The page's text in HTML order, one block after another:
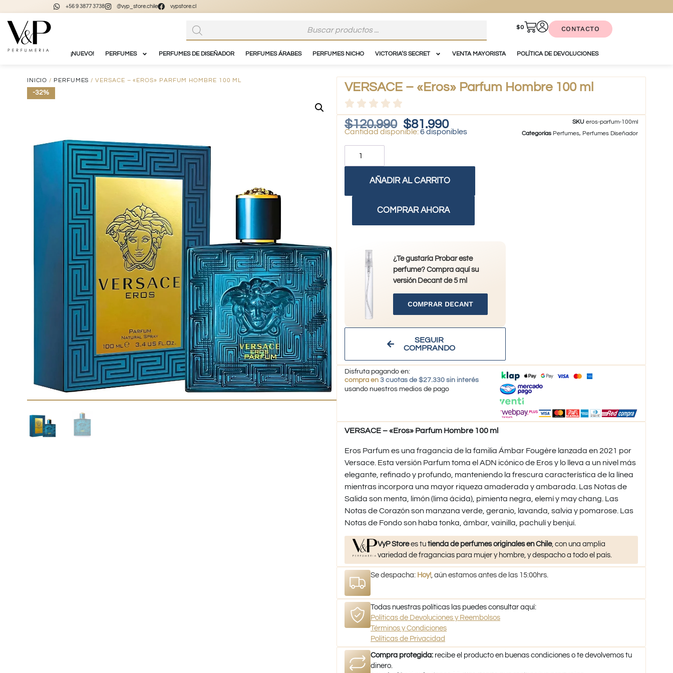
+56 9 3877 3738 @vyp_store.chile vypstore.cl
$0 CONTACTO
¡NUEVO! PERFUMES PERFUMES DE DISEÑADOR PERFUMES ÁRABES PERFUMES NICHO VICTORIA’S SECRET VENTA MAYORISTA POLÍTICA DE DEVOLUCIONES
INICIO / PERFUMES / VERSACE – «EROS» PARFUM HOMBRE 100 ML
-32% VERSACE – «Eros» Parfum Hombre 100 ml
$120.990 $81.990
6 disponibles
AÑADIR AL CARRITO
COMPRAR AHORA
¿Te gustaría Probar este
perfume? Compra aquí su
versión Decant de 5 ml
COMPRAR DECANT
SEGUIR
COMPRANDO
SKUeros-parfum-100ml
Categorías Perfumes, Perfumes Diseñador
Disfruta pagando en:
compra en 3 cuotas de $27.330 sin interés
usando nuestros medios de pago
VERSACE – «Eros» Parfum Hombre 100 ml
Eros Parfum es una fragancia de la familia Ámbar Fougère lanzada en 2021 por
Versace. Esta versión Parfum toma el ADN icónico de Eros y lo lleva a un nivel más
elegante, refinado y profundo, manteniendo la frescura característica de la línea
mientras incorpora una mayor riqueza amaderada y ambarada. Las Notas de
Salida son menta, limón (lima ácida), pimienta negra, elemí y may chang. Las
Notas de Corazón son manzana verde, geranio, lavanda, salvia y pomarose. Las
Notas de Fondo son haba tonka, ámbar, vainilla, pachulí y benjuí.
VyP Storees tutienda de perfumes originales en Chile, con una amplia
variedad de fragancias para mujer y hombre, y despacho a todo el país.
Se despacha: Hoy!, aún estamos antes de las 15:00hrs.
Todas nuestras políticas las puedes consultar aquí:
Políticas de Devoluciones y Reembolsos
Términos y Condiciones
Políticas de Privacidad
Compra protegida: recibe el producto en buenas condiciones o te devolvemos tu
dinero.